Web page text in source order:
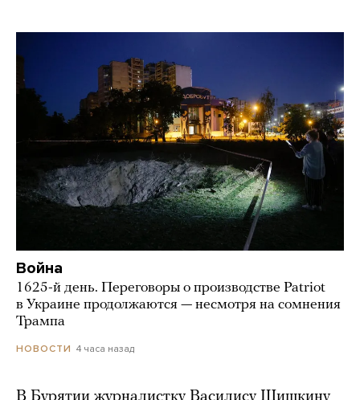
Война
1625-й день. Переговоры о производстве Patriot
в Украине продолжаются — несмотря на сомнения
Трампа
НОВОСТИ 4 часа назад
В Бурятии журналистку Василису Шишкину